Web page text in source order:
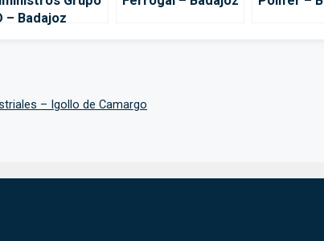
– Badajoz
– Igollo de Camargo